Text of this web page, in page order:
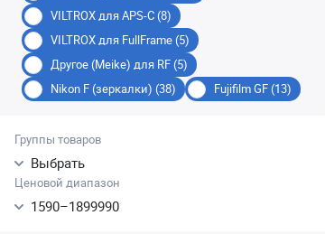
VILTROX для APS-C (8)
VILTROX для FullFrame (5)
Другое (Meike) для RF (5)
Nikon F (зеркалки) (38)
Fujifilm GF (13)
Группы товаров
Выбрать
Ценовой диапазон
1590–1899990